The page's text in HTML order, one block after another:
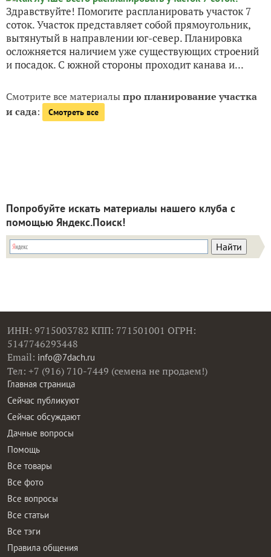
Здравствуйте! Помогите распланировать участок 7
соток. Участок представляет собой прямоугольник,
вытянутый в направлении юг-север. Планировка
осложняется наличием уже существующих строений
и посадок. С южной стороны проходит канава и...
Смотрите все материалыпро планирование участка
и сада: Смотреть все
Попробуйте искать материалы нашего клуба с
помощью Яндекс.Поиск!
ИНН: 9715003782 КПП: 771501001 ОГРН:
5147746293448
Email: info@7dach.ru
Тел: +7 (916) 710-7449 (семена не продаем!)
Главная страница
Сейчас публикуют
Сейчас обсуждают
Дачные вопросы
Помощь
Все товары
Все фото
Все вопросы
Все статьи
Все тэги
Правила общения